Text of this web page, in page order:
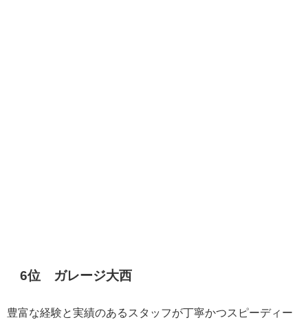
6位 ガレージ大西
豊富な経験と実績のあるスタッフが丁寧かつスピーディー